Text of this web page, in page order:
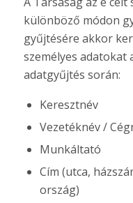
különböző módon
gyűjtésére akkor
személyes adatokat
adatgyűjtés során:
Keresztnév
Vezetéknév /
Munkáltató
Cím (utca,
ország)